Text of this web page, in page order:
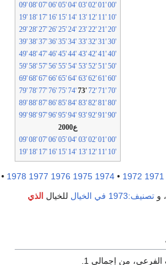
'03
'04
'05
'06
'07
'08
'09
'13
'14
'15
'16
'17
'18
'19
'23
'24
'25
'26
'27
'28
'29
'33
'34
'35
'36
'37
'38
'39
'43
'44
'45
'46
'47
'48
'49
'53
'54
'55
'56
'57
'58
'59
'63
'64
'65
'66
'67
'68
'69
'73
'74
'75
'76
'77
'78
'79
'83
'84
'85
'86
'87
'88
'89
'93
'94
'95
'96
'97
'98
'99
'03
'04
'05
'06
'07
'08
'09
'13
'14
'15
'16
'17
'18
'19
1972
•
1974
1975
1976
1977
1978
•
1983
في الخيال للخيالالذي
من إجمالي 1.